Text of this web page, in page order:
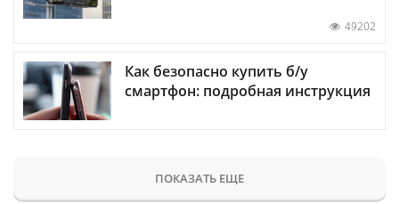
49202
Как безопасно купить б/у
смартфон: подробная инструкция
ПОКАЗАТЬ ЕЩЕ